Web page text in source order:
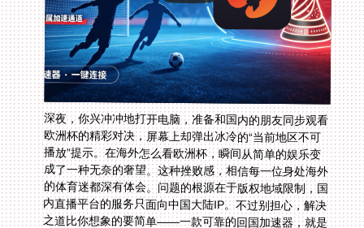
深夜，你兴冲冲地打开电脑，准备和国内的朋友同步观看
欧洲杯的精彩对决，屏幕上却弹出冰冷的“当前地区不可
播放”提示。在海外怎么看欧洲杯，瞬间从简单的娱乐变
成了一种无奈的奢望。这种挫败感，相信每一位身处海外
的体育迷都深有体会。问题的根源在于版权地域限制，国
内直播平台的服务只面向中国大陆IP。不过别担心，解决
之道比你想象的要简单——一款可靠的回国加速器，就是
打开这扇大门的钥匙。本文将为你详细拆解，如何顺畅观